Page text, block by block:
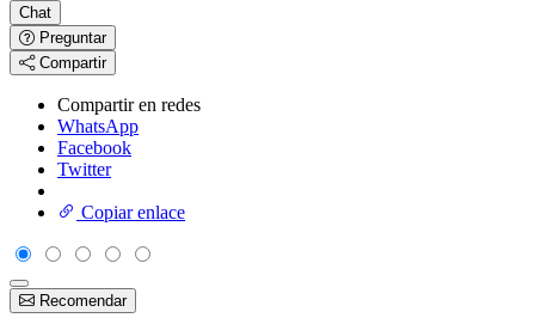
Chat
Preguntar
Compartir
Compartir en redes
WhatsApp
Facebook
Twitter
Copiar enlace
Recomendar